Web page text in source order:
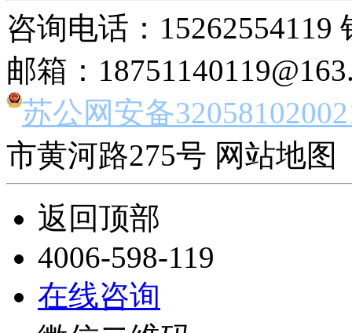
咨询电话：15262554119
邮箱：
苏公网安备
市黄河路275号 网站地图
返回顶部
4006-598-119
在线咨询